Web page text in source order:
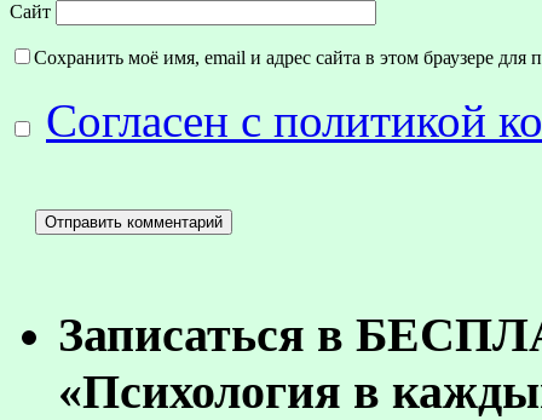
Сайт
Сохранить моё имя, email и адрес сайта в этом браузере
Согласен с политикой
Записаться в
«Психология в